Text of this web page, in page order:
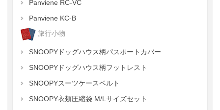
Panviene RC-VC
Panviene KC-B
旅行小物
SNOOPYドッグハウス柄パスポートカバー
SNOOPYドッグハウス柄フットレスト
SNOOPYスーツケースベルト
SNOOPY衣類圧縮袋 M/Lサイズセット